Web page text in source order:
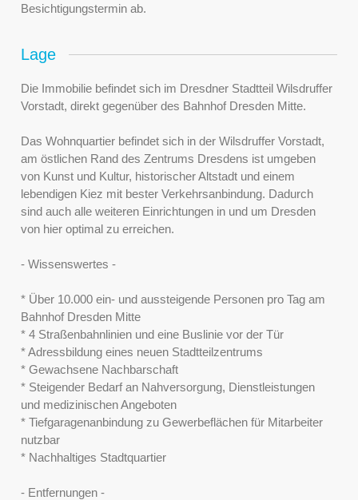
Besichtigungstermin ab.
Lage
Die Immobilie befindet sich im Dresdner Stadtteil Wilsdruffer
Vorstadt, direkt gegenüber des Bahnhof Dresden Mitte.
Das Wohnquartier befindet sich in der Wilsdruffer Vorstadt,
am östlichen Rand des Zentrums Dresdens ist umgeben
von Kunst und Kultur, historischer Altstadt und einem
lebendigen Kiez mit bester Verkehrsanbindung. Dadurch
sind auch alle weiteren Einrichtungen in und um Dresden
von hier optimal zu erreichen.
- Wissenswertes -
* Über 10.000 ein- und aussteigende Personen pro Tag am
Bahnhof Dresden Mitte
* 4 Straßenbahnlinien und eine Buslinie vor der Tür
* Adressbildung eines neuen Stadtteilzentrums
* Gewachsene Nachbarschaft
* Steigender Bedarf an Nahversorgung, Dienstleistungen
und medizinischen Angeboten
* Tiefgaragenanbindung zu Gewerbeflächen für Mitarbeiter
nutzbar
* Nachhaltiges Stadtquartier
- Entfernungen -